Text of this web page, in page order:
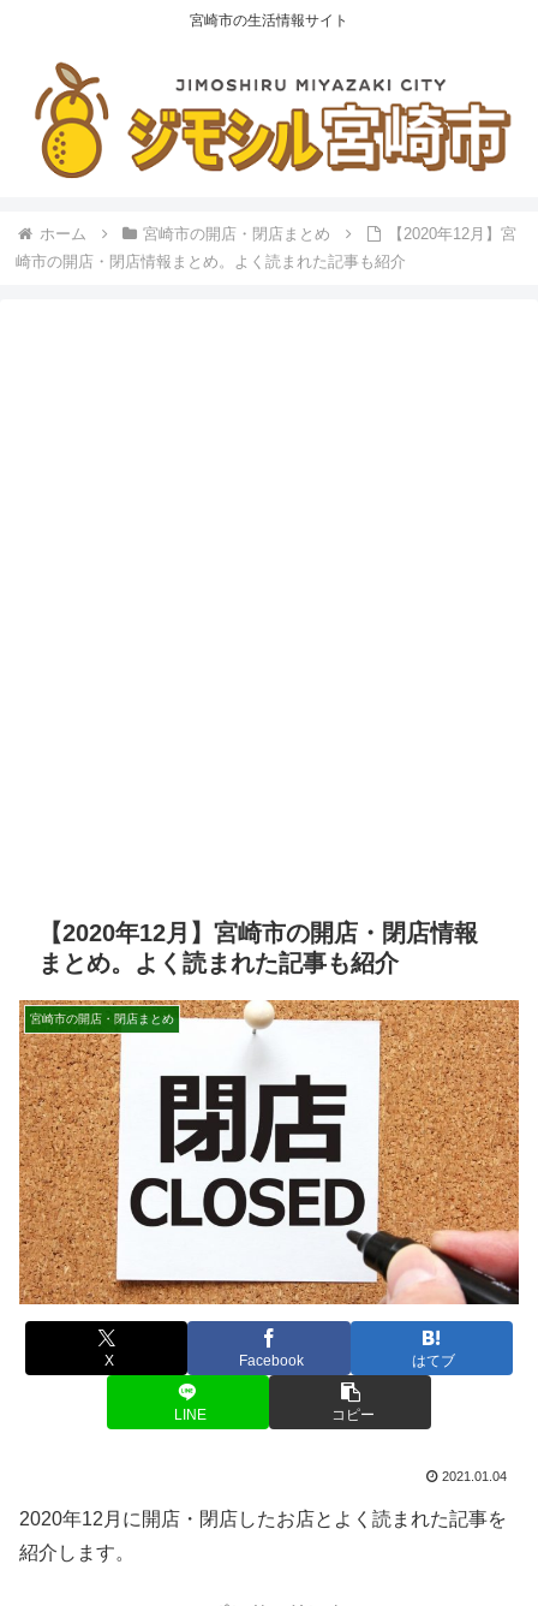
宮崎市の生活情報サイト
ホーム 宮崎市の開店・閉店まとめ
【2020年12月】宮
崎市の開店・閉店情報まとめ。よく読まれた記事も紹介
【2020年12月】宮崎市の開店・閉店情報
まとめ。よく読まれた記事も紹介
宮崎市の開店・閉店まとめ
X Facebook はてブ
LINE コピー
2021.01.04
2020年12月に開店・閉店したお店とよく読まれた記事を
紹介します。